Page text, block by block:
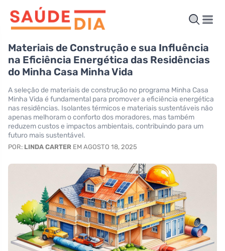
Materiais de Construção e sua Influência
na Eficiência Energética das Residências
do Minha Casa Minha Vida
A seleção de materiais de construção no programa Minha Casa
Minha Vida é fundamental para promover a eficiência energética
nas residências. Isolantes térmicos e materiais sustentáveis não
apenas melhoram o conforto dos moradores, mas também
reduzem custos e impactos ambientais, contribuindo para um
futuro mais sustentável.
POR: LINDA CARTER EM AGOSTO 18, 2025